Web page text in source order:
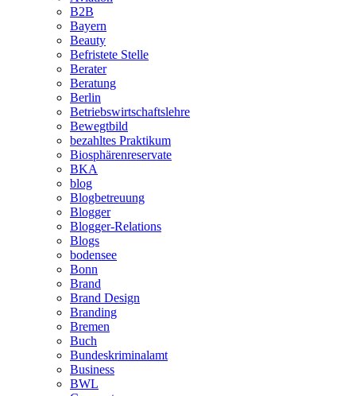
B2B
Bayern
Beauty
Befristete Stelle
Berater
Beratung
Berlin
Betriebswirtschaftslehre
Bewegtbild
bezahltes Praktikum
Biosphärenreservate
BKA
blog
Blogbetreuung
Blogger
Blogger-Relations
Blogs
bodensee
Bonn
Brand
Brand Design
Branding
Bremen
Buch
Bundeskriminalamt
Business
BWL